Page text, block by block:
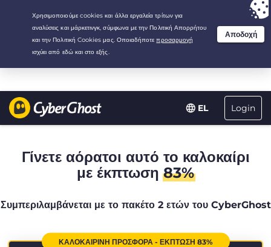
EL Login
Your choice:The Best Dealfor 2.1666666666667-years at $
/month
Γίνετε αόρατοι αυτό το καλοκαίρι
με έκπτωση83%
Συμπεριλαμβάνεται με το πακέτο 2 ετών του CyberGhost
ΚΑΛΟΚΑΙΡΙΝΉ ΠΡΟΣΦΟΡΆ - ΈΚΠΤΩΣΗ 83%